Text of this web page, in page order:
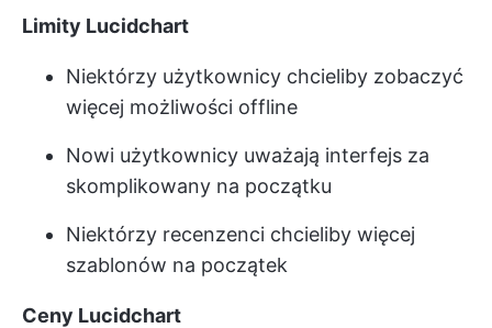
Limity Lucidchart
Niektórzy użytkownicy chcieliby zobaczyć
więcej możliwości offline
Nowi użytkownicy uważają interfejs za
skomplikowany na początku
Niektórzy recenzenci chcieliby więcej
szablonów na początek
Ceny Lucidchart